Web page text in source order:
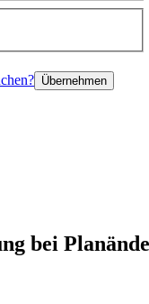
Übernehmen
bei